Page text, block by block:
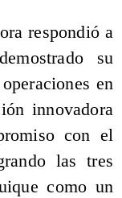
respondió a
su
en
innovadora
con el
las tres
como un